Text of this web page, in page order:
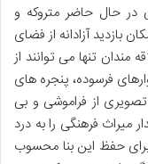
در حال حاضر متروکه و
بازدید آزادانه از فضای
مندان تنها می توانند از
فرسوده، پنجره های
از فراموشی و بی
میراث فرهنگی را به درد
حفظ این بنا محسوب